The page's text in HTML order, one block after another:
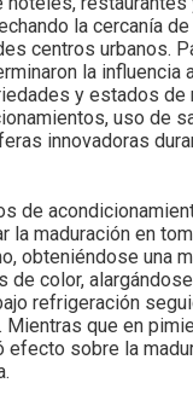
la cercanía
centros urbanos.
la influencia
y estados de
uso de
innovadoras
de
la maduración en
obteniéndose una
de color,
refrigeración
Mientras que en
efecto sobre la